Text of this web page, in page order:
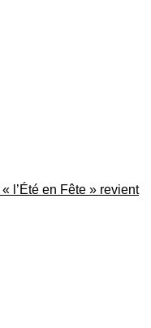
l’Été en Fête » revient